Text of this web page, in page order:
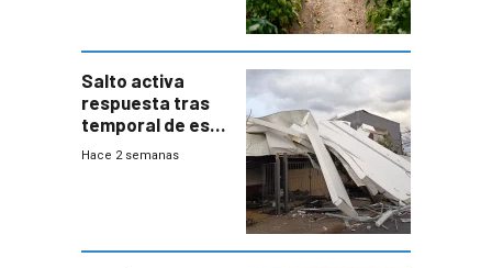
Salto activa
respuesta tras
temporal de este
sábado con
Hace 2 semanas